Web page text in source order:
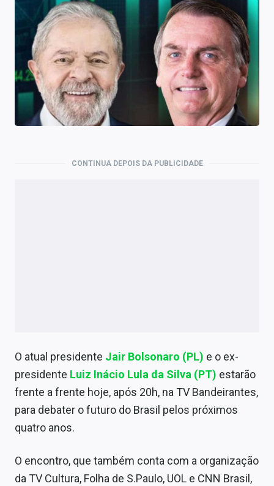
Comprar ou vender?
Carteiras Recomendadas
Central de Dividendos
Central de Fundos Imobiliários
Central dos IPOs
Especiais
Internacional
Marketing
CONTINUA DEPOIS DA PUBLICIDADE
O atual presidente Jair Bolsonaro (PL) e o ex-
presidente Luiz Inácio Lula da Silva (PT) estarão
frente a frente hoje, após 20h, na TV Bandeirantes,
para debater o futuro do Brasil pelos próximos
quatro anos.
O encontro, que também conta com a organização
da TV Cultura, Folha de S.Paulo, UOL e CNN Brasil,